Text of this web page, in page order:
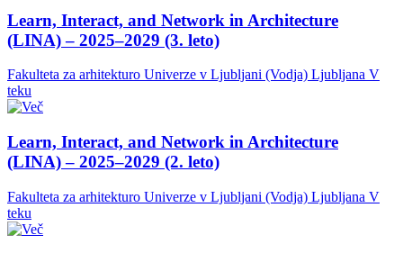
Learn, Interact, and Network in Architecture
(LINA) – 2025–2029 (3. leto)
Fakulteta za arhitekturo Univerze v Ljubljani (Vodja) Ljubljana V
teku
Learn, Interact, and Network in Architecture
(LINA) – 2025–2029 (2. leto)
Fakulteta za arhitekturo Univerze v Ljubljani (Vodja) Ljubljana V
teku